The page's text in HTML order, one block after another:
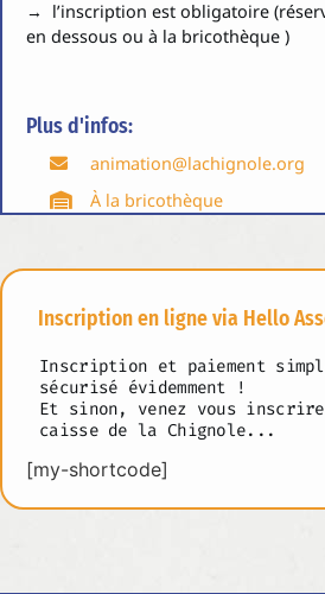
→ l’inscription est obligatoire
en dessous ou à la bricothèque )
Plus d'infos:
animation@lachignole.org
À la bricothèque
Inscription en ligne via Hello
Inscription et paiement
sécurisé évidemment !
Et sinon, venez vous
caisse de la Chignole...
[my-shortcode]